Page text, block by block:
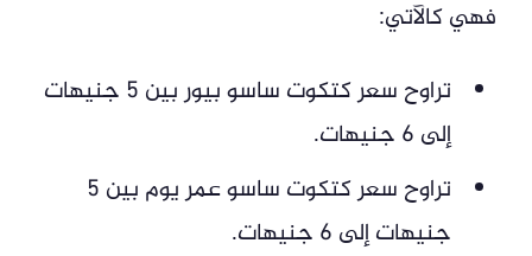
فهي كالآتي:
تراوح سعر كتكوت ساسو بيور بين 5 جنيهات
إلى 6 جنيهات.
تراوح سعر كتكوت ساسو عمر يوم بين 5
جنيهات إلى 6 جنيهات.